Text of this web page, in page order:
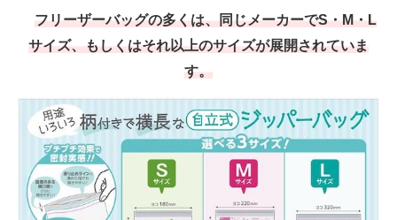
フリーザーバッグの多くは、同じメーカーでS・M・L
サイズ、もしくはそれ以上のサイズが展開されていま
す。